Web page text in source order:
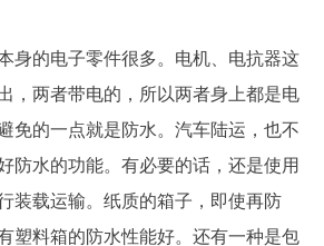
身的电子零件很多。电机、电抗器这
，两者带电的，所以两者身上都是电
免的一点就是防水。汽车陆运，也不
防水的功能。有必要的话，还是使用
装载运输。纸质的箱子，即使再防
塑料箱的防水性能好。还有一种是包